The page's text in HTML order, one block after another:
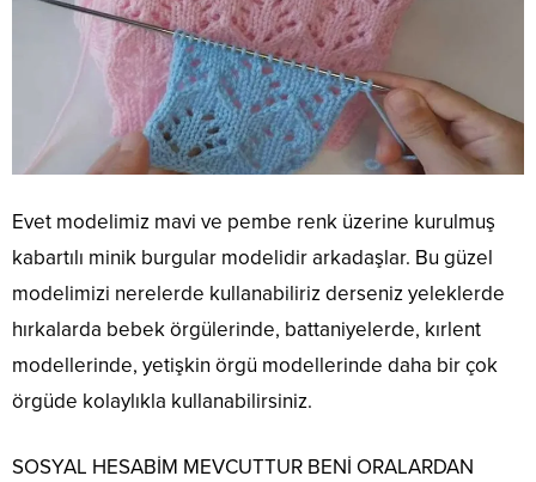
Evet modelimiz mavi ve pembe renk üzerine kurulmuş
kabartılı minik burgular modelidir arkadaşlar. Bu güzel
modelimizi nerelerde kullanabiliriz derseniz yeleklerde
hırkalarda bebek örgülerinde, battaniyelerde, kırlent
modellerinde, yetişkin örgü modellerinde daha bir çok
örgüde kolaylıkla kullanabilirsiniz.
SOSYAL HESABİM MEVCUTTUR BENİ ORALARDAN